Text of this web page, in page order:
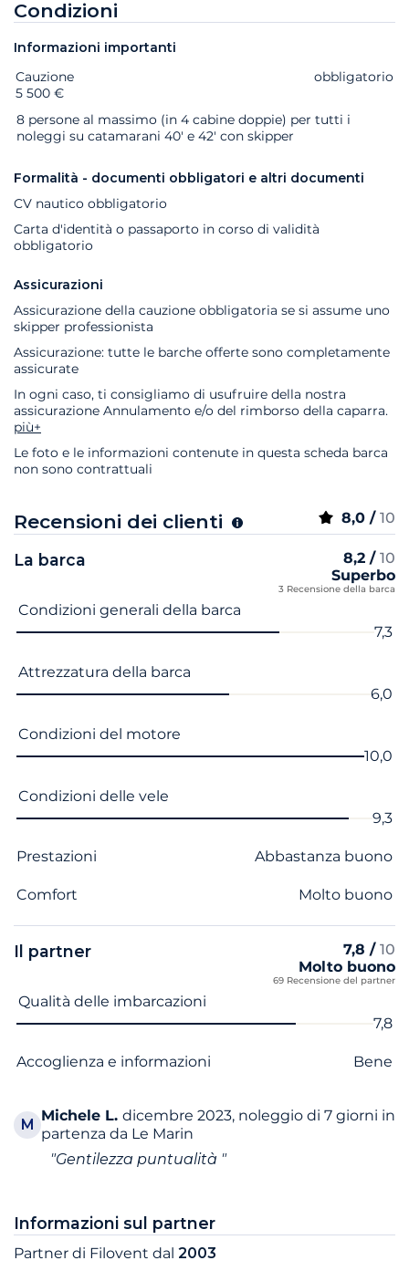
Condizioni
Informazioni importanti
Extra Stato
Cauzione
obbligatorio
5 500 €
8 persone al massimo (in 4 cabine doppie) per tutti i
noleggi su catamarani 40' e 42' con skipper
Formalità - documenti obbligatori e altri documenti
CV nautico obbligatorio
Carta d'identità o passaporto in corso di validità
obbligatorio
Assicurazioni
Assicurazione della cauzione obbligatoria se si assume uno
skipper professionista
Assicurazione: tutte le barche offerte sono completamente
assicurate
In ogni caso, ti consigliamo di usufruire della nostra
assicurazione Annulamento e/o del rimborso della caparra.
più+
Le foto e le informazioni contenute in questa scheda barca
non sono contrattuali
Recensioni dei clienti 8,0 / 10
La barca 8,2 / 10
Superbo
3 Recensione della barca
Nome del criterio Voto
Condizioni generali della barca
7,3
Attrezzatura della barca
6,0
Condizioni del motore
10,0
Condizioni delle vele
9,3
Prestazioni Abbastanza buono
Comfort Molto buono
Il partner 7,8 / 10
Molto buono
69 Recensione del partner
Nome del criterio Voto
Qualità delle imbarcazioni
7,8
Accoglienza e informazioni Bene
M
Michele L. dicembre 2023, noleggio di 7 giorni in
partenza da Le Marin
"Gentilezza puntualità "
Informazioni sul partner
Partner di Filovent dal 2003